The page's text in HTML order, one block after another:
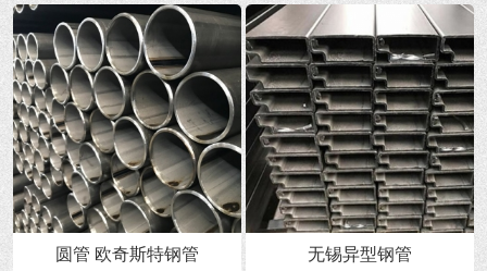
圆管 欧奇斯特钢管 无锡异型钢管